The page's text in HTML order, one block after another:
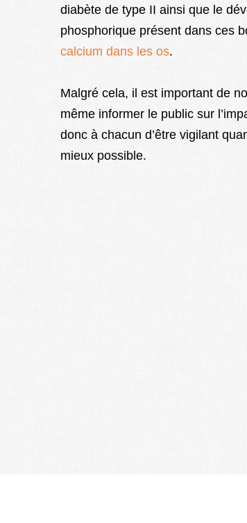
diabète de type II ainsi que le
phosphorique présent dans ces
calcium dans les os.
Malgré cela, il est important de
même informer le public sur
donc à chacun d’être vigilant
mieux possible.